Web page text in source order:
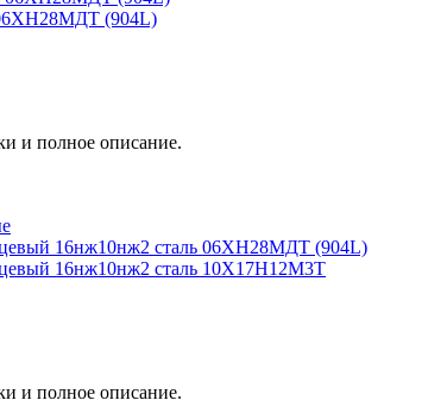
(904L)
и полное описание.
16нж10нж2 сталь 06ХН28МДТ (904L)
16нж10нж2 сталь 10Х17Н12М3Т
и полное описание.